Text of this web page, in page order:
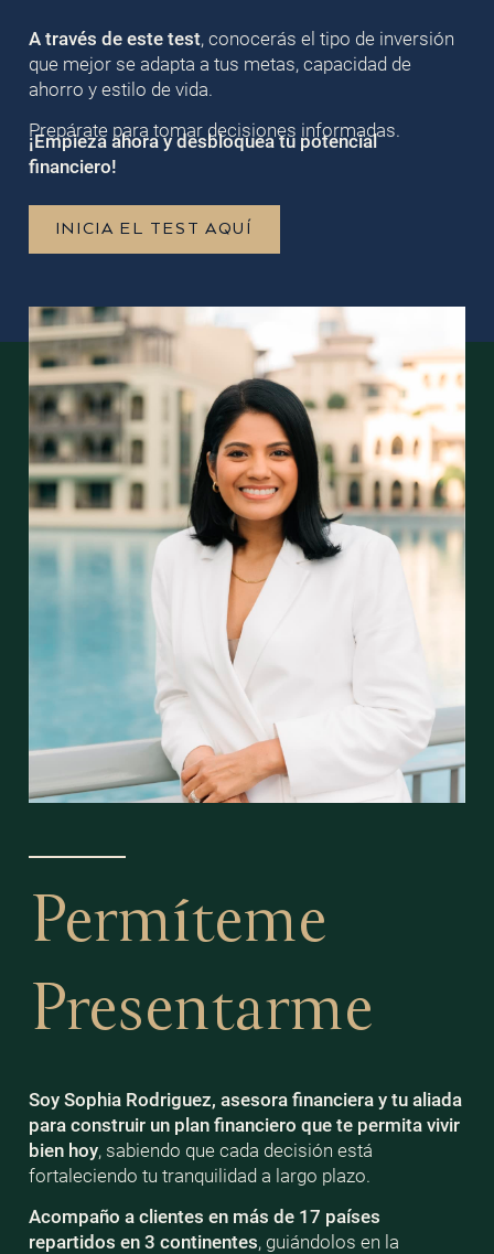
A través de este test, conocerás el tipo de inversión
que mejor se adapta a tus metas, capacidad de
ahorro y estilo de vida.
Prepárate para tomar decisiones informadas.
¡Empieza ahora y desbloquea tu potencial
financiero!
INICIA EL TEST AQUÍ
Permíteme
Presentarme
Soy Sophia Rodriguez, asesora financiera y tu aliada
para construir un plan financiero que te permita vivir
bien hoy, sabiendo que cada decisión está
fortaleciendo tu tranquilidad a largo plazo.
Acompaño a clientes en más de 17 países
repartidos en 3 continentes, guiándolos en la